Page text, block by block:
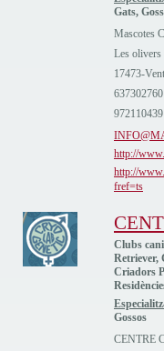
Gats,
Mascotes
Les
17473-
637302760
972110439
http://
http://
fref=ts
Clubs
Retriever,
Criadors
Gossos
CENTRE